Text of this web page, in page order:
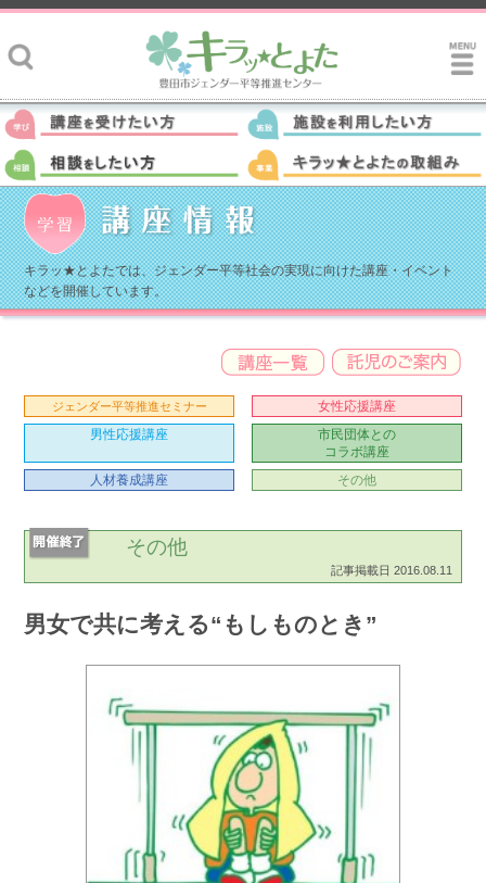
キラッ★とよたでは、ジェンダー平等社会の実現に向けた講座・イベント
などを開催しています。
ジェンダー平等推進セミナー
女性応援講座
男性応援講座
市民団体との
コラボ講座
人材養成講座
その他
その他
記事掲載日 2016.08.11
男女で共に考える“もしものとき”